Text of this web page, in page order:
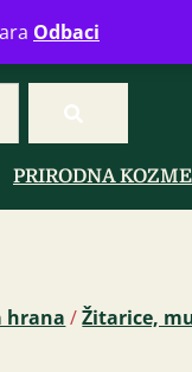
Odbaci
Radno vreme:
PRIRODNA
hrana /Žitarice,